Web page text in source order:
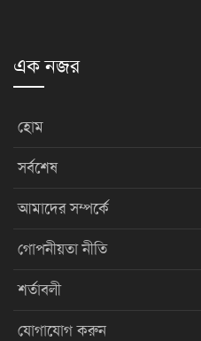
এক নজর
হোম
সর্বশেষ
আমাদের সম্পর্কে
গোপনীয়তা নীতি
শর্তাবলী
যোগাযোগ করুন